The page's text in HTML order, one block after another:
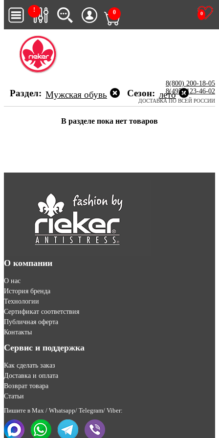
!
0
0
8(800) 200-18-05
8(495) 123-46-02
ДОСТАВКА ПО ВСЕЙ РОССИИ
Раздел: Мужская обувь Сезон: лето
В разделе пока нет товаров
О компании
О нас
История бренда
Технологии
Сертификат соответствия
Публичная оферта
Контакты
Сервис и поддержка
Как сделать заказ
Доставка и оплата
Возврат товара
Статьи
Пишите в Max / Whatsapp/ Telegram/ Viber: